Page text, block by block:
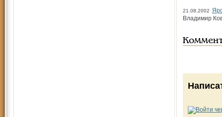
21.08.2002
Владимир